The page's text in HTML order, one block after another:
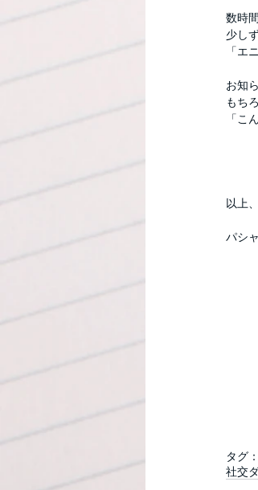
数時
少し
「エ
お知
もち
「こ
以上
パシ
タグ：
社交